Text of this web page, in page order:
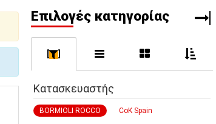
Eπιλογές κατηγορίας
[
Κατασκευαστής
BORMIOLI ROCCO CoK Spain